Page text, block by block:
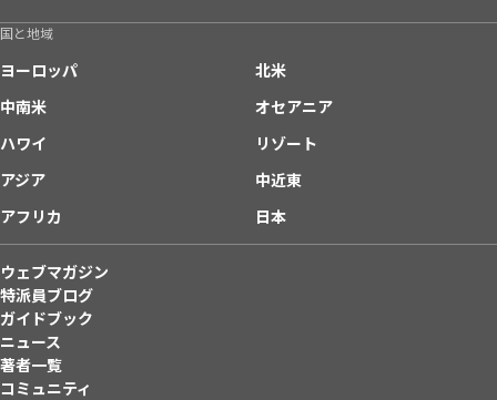
国と地域
ヨーロッパ
北米
中南米
オセアニア
ハワイ
リゾート
アジア
中近東
アフリカ
日本
ウェブマガジン
特派員ブログ
ガイドブック
ニュース
著者一覧
コミュニティ